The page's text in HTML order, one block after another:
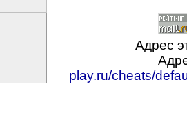
Адрес
play.ru/cheats/